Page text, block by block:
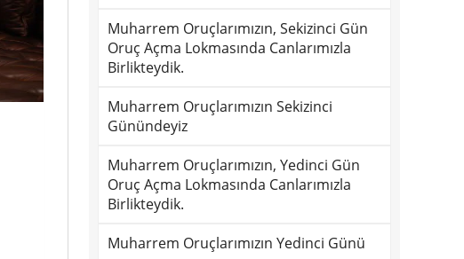
Muharrem Oruçlarımızın, Sekizinci Gün
Oruç Açma Lokmasında Canlarımızla
Birlikteydik.
Muharrem Oruçlarımızın Sekizinci
Günündeyiz
Muharrem Oruçlarımızın, Yedinci Gün
Oruç Açma Lokmasında Canlarımızla
Birlikteydik.
Muharrem Oruçlarımızın Yedinci Günü